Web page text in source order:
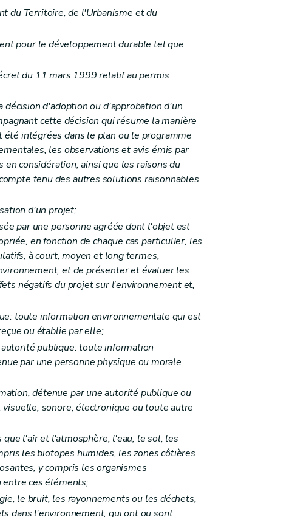
publique
radiophonique et de presse écrite
cadre de l'enquête publique
du Territoire, de l'Urbanisme et du
pour le développement durable tel que
du 11 mars 1999 relatif au permis
d'adoption ou d'approbation d'un
cette décision qui résume la manière
intégrées dans le plan ou le programme
les observations et avis émis par
considération, ainsi que les raisons du
tenu des autres solutions raisonnables
d'un projet;
par une personne agréée dont l'objet est
en fonction de chaque cas particulIer, les
à court, moyen et long termes,
et de présenter et évaluer les
négatifs du projet sur l'environnement et,
toute information environnementale qui est
ou établie par elle;
publique: toute information
par une personne physique ou morale
détenue par une autorité publique ou
sonore, électronique ou toute autre
l'air et l'atmosphère, l'eau, le sol, les
les biotopes humides, les zones côtières
y compris les organismes
ces éléments;
le bruit, les rayonnements ou les déchets,
dans l'environnement, qui ont ou sont